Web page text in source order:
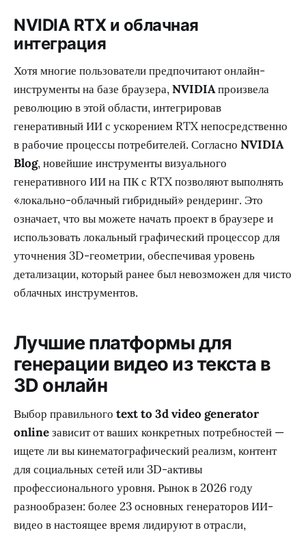
NVIDIA RTX и облачная
интеграция
Хотя многие пользователи предпочитают онлайн-
инструменты на базе браузера,NVIDIAпроизвела
революцию в этой области, интегрировав
генеративный ИИ с ускорением RTX непосредственно
в рабочие процессы потребителей. Согласно NVIDIA
Blog, новейшие инструменты визуального
генеративного ИИ на ПК с RTX позволяют выполнять
«локально-облачный гибридный» рендеринг. Это
означает, что вы можете начать проект в браузере и
использовать локальный графический процессор для
уточнения 3D-геометрии, обеспечивая уровень
детализации, который ранее был невозможен для чисто
облачных инструментов.
Лучшие платформы для
генерации видео из текста в
3D онлайн
Выбор правильного text to 3d video generator
onlineзависит от ваших конкретных потребностей —
ищете ли вы кинематографический реализм, контент
для социальных сетей или 3D-активы
профессионального уровня. Рынок в 2026 году
разнообразен: более 23 основных генераторов ИИ-
видео в настоящее время лидируют в отрасли,